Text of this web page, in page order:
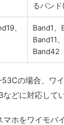
るバン
、
Band1、
Band11
Band42
の場合、ワ
どに対応して
マホをワイモバ